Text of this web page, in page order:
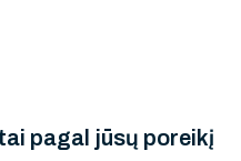
pagal jūsų poreikį